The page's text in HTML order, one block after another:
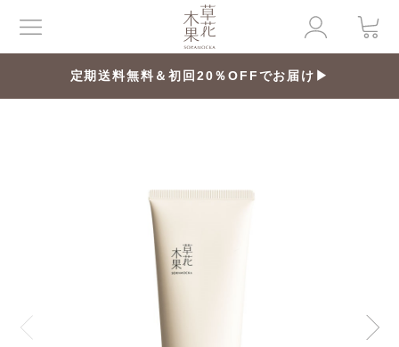
定期送料無料＆初回20％OFFでお届け▶